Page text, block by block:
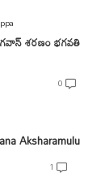
శరణం భగవతి
0
Aksharamulu
1